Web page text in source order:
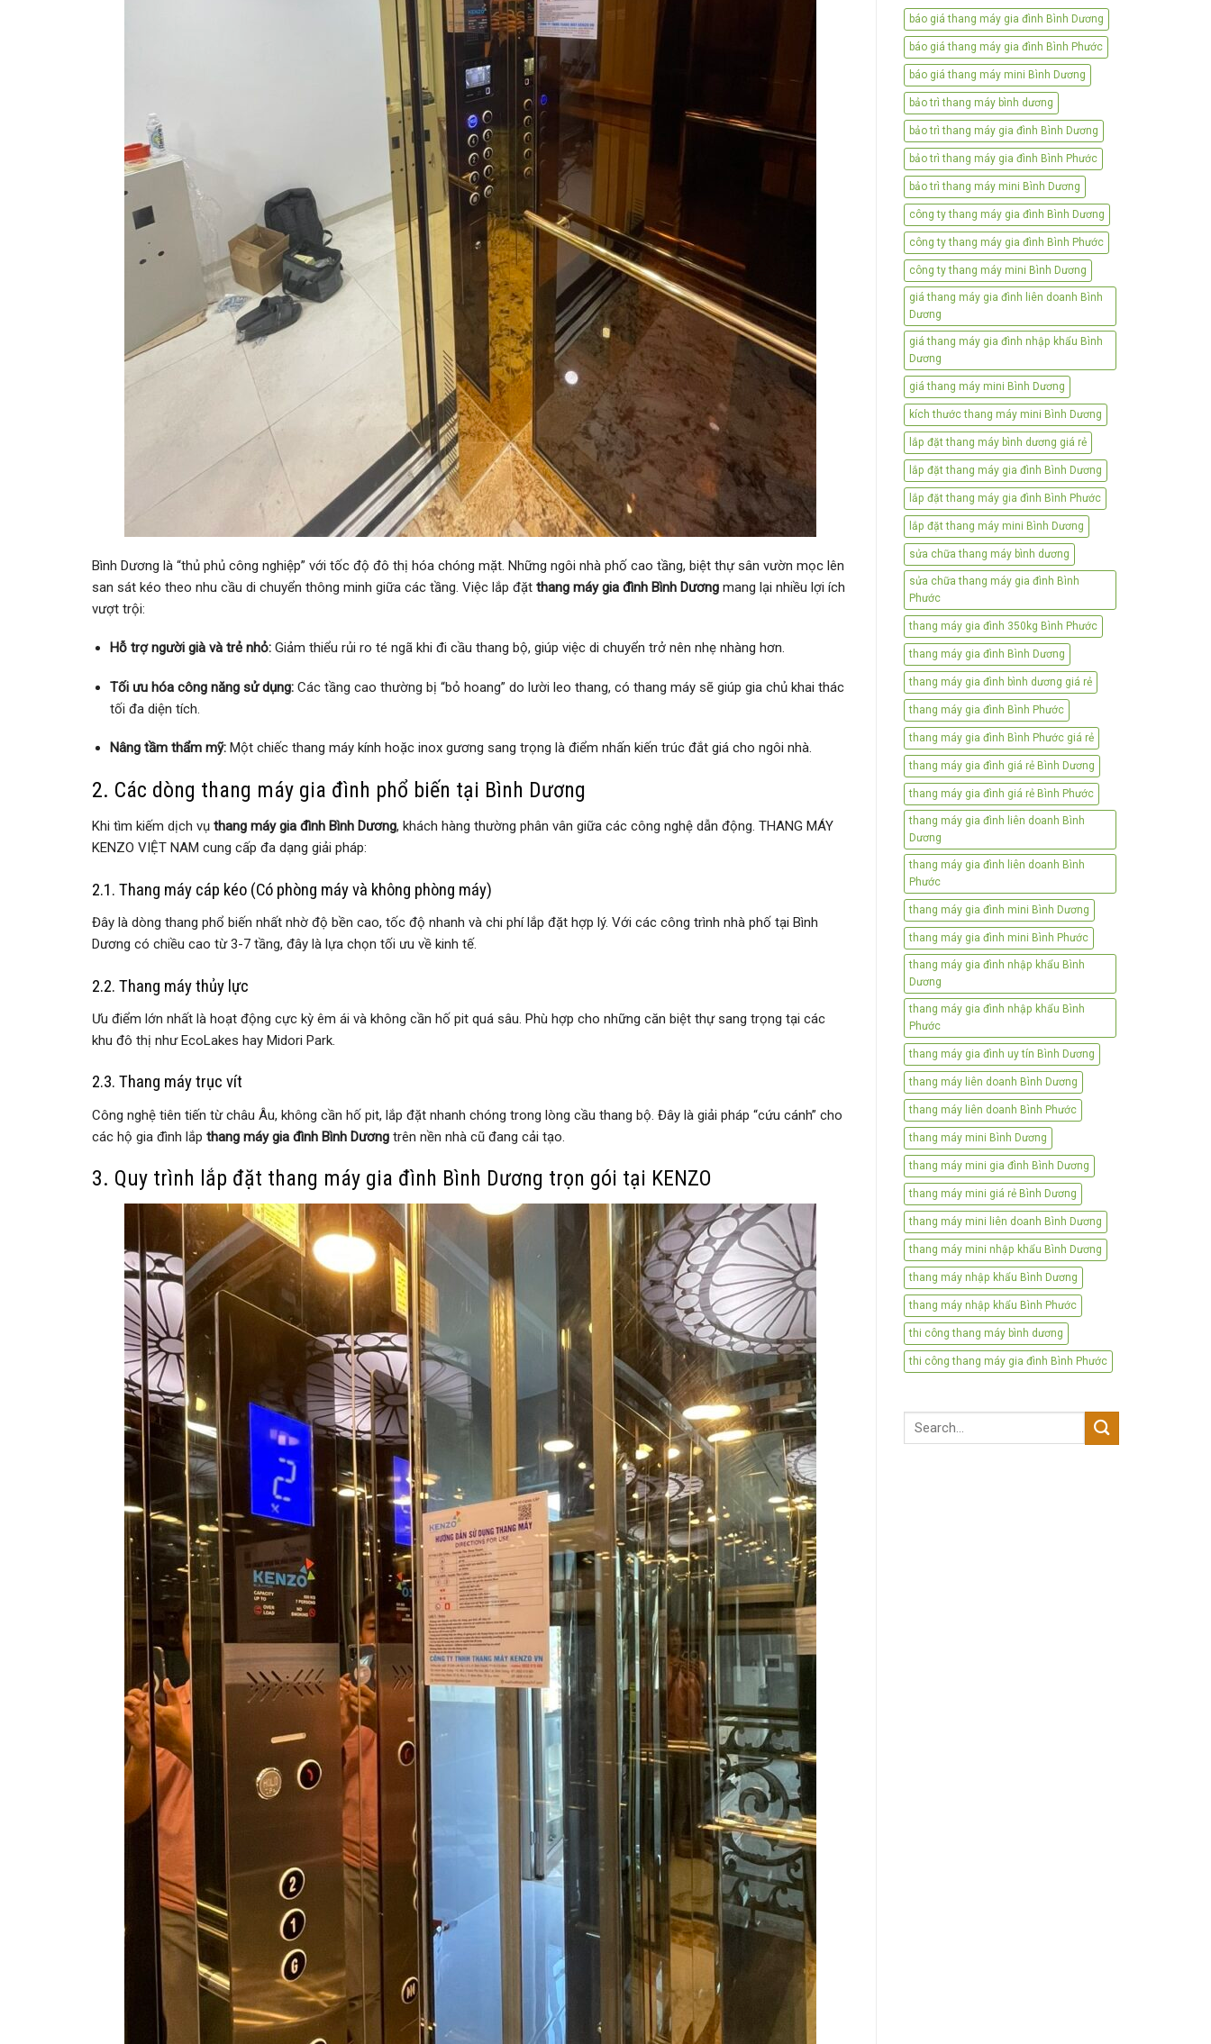
Bình Dương là “thủ phủ công nghiệp” với tốc độ đô thị hóa chóng mặt. Những ngôi nhà phố cao tầng, biệt thự sân vườn mọc lên
san sát kéo theo nhu cầu di chuyển thông minh giữa các tầng. Việc lắp đặt thang máy gia đình Bình Dương mang lại nhiều lợi ích
vượt trội:
Hỗ trợ người già và trẻ nhỏ:Giảm thiểu rủi ro té ngã khi đi cầu thang bộ, giúp việc di chuyển trở nên nhẹ nhàng hơn.
Tối ưu hóa công năng sử dụng:Các tầng cao thường bị “bỏ hoang” do lười leo thang, có thang máy sẽ giúp gia chủ khai thác
tối đa diện tích.
Nâng tầm thẩm mỹ:Một chiếc thang máy kính hoặc inox gương sang trọng là điểm nhấn kiến trúc đắt giá cho ngôi nhà.
2. Các dòng thang máy gia đình phổ biến tại Bình Dương
Khi tìm kiếm dịch vụ thang máy gia đình Bình Dương, khách hàng thường phân vân giữa các công nghệ dẫn động. THANG MÁY
KENZO VIỆT NAM cung cấp đa dạng giải pháp:
2.1. Thang máy cáp kéo (Có phòng máy và không phòng máy)
Đây là dòng thang phổ biến nhất nhờ độ bền cao, tốc độ nhanh và chi phí lắp đặt hợp lý. Với các công trình nhà phố tại Bình
Dương có chiều cao từ 3-7 tầng, đây là lựa chọn tối ưu về kinh tế.
2.2. Thang máy thủy lực
Ưu điểm lớn nhất là hoạt động cực kỳ êm ái và không cần hố pit quá sâu. Phù hợp cho những căn biệt thự sang trọng tại các
khu đô thị như EcoLakes hay Midori Park.
2.3. Thang máy trục vít
Công nghệ tiên tiến từ châu Âu, không cần hố pit, lắp đặt nhanh chóng trong lòng cầu thang bộ. Đây là giải pháp “cứu cánh” cho
các hộ gia đình lắp thang máy gia đình Bình Dương trên nền nhà cũ đang cải tạo.
3. Quy trình lắp đặt thang máy gia đình Bình Dương trọn gói tại KENZO
báo giá thang máy gia đình Bình Dương
báo giá thang máy gia đình Bình Phước
báo giá thang máy mini Bình Dương
bảo trì thang máy bình dương
bảo trì thang máy gia đình Bình Dương
bảo trì thang máy gia đình Bình Phước
bảo trì thang máy mini Bình Dương
công ty thang máy gia đình Bình Dương
công ty thang máy gia đình Bình Phước
công ty thang máy mini Bình Dương
giá thang máy gia đình liên doanh Bình
Dương
giá thang máy gia đình nhập khẩu Bình
Dương
giá thang máy mini Bình Dương
kích thước thang máy mini Bình Dương
lắp đặt thang máy bình dương giá rẻ
lắp đặt thang máy gia đình Bình Dương
lắp đặt thang máy gia đình Bình Phước
lắp đặt thang máy mini Bình Dương
sửa chữa thang máy bình dương
sửa chữa thang máy gia đình Bình
Phước
thang máy gia đình 350kg Bình Phước
thang máy gia đình Bình Dương
thang máy gia đình bình dương giá rẻ
thang máy gia đình Bình Phước
thang máy gia đình Bình Phước giá rẻ
thang máy gia đình giá rẻ Bình Dương
thang máy gia đình giá rẻ Bình Phước
thang máy gia đình liên doanh Bình
Dương
thang máy gia đình liên doanh Bình
Phước
thang máy gia đình mini Bình Dương
thang máy gia đình mini Bình Phước
thang máy gia đình nhập khẩu Bình
Dương
thang máy gia đình nhập khẩu Bình
Phước
thang máy gia đình uy tín Bình Dương
thang máy liên doanh Bình Dương
thang máy liên doanh Bình Phước
thang máy mini Bình Dương
thang máy mini gia đình Bình Dương
thang máy mini giá rẻ Bình Dương
thang máy mini liên doanh Bình Dương
thang máy mini nhập khẩu Bình Dương
thang máy nhập khẩu Bình Dương
thang máy nhập khẩu Bình Phước
thi công thang máy bình dương
thi công thang máy gia đình Bình Phước
Search